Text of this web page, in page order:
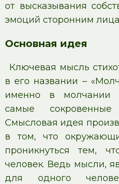
от высказывания
эмоций сторонним
Основная идея
Ключевая мысль
в его названии –
именно в молчании
самые
Смысловая идея
в том, что
проникнуться тем,
человек. Ведь мысли,
для одного